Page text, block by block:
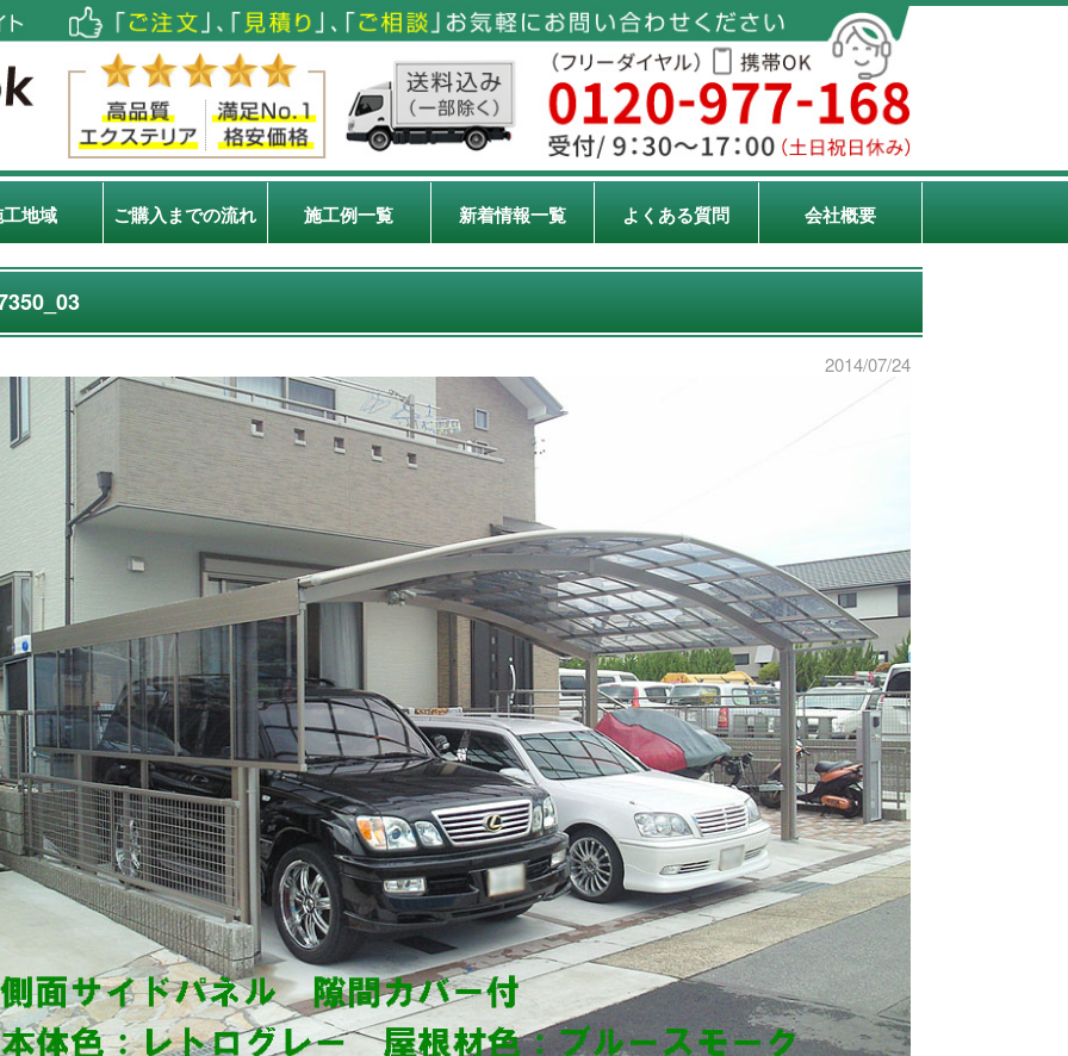
地域 ご購入までの流れ 施工例一覧 新着情報一覧 よくある質問 会社概要
2014/07/24